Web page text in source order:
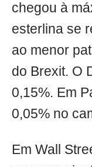
chegou à
esterlina se
ao menor
do Brexit. O
0,15%. Em
0,05% no
Em Wall